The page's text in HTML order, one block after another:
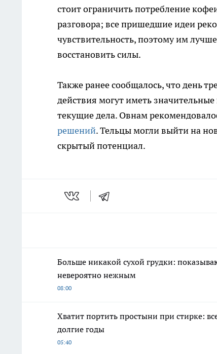
стоит ограничить потребление
разговора; все пришедшие идеи
чувствительность, поэтому им
восстановить силы.
Также ранее сообщалось, что день
действия могут иметь
текущие дела. Овнам
решений. Тельцы могли выйти на
скрытый потенциал.
Больше никакой сухой грудки:
невероятно нежным
08:00
Хватит портить простыни при стирке:
долгие годы
05:40